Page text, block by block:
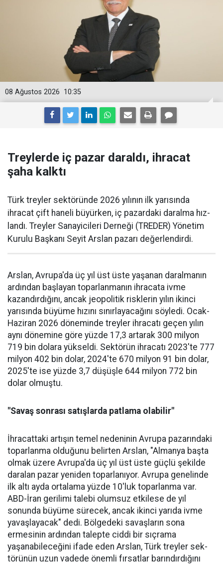
10:35
08 Ağustos 2026
Treylerde iç pazar daraldı, ihracat
şaha kalktı
Türk treyler sektöründe 2026 yılının ilk yarısın­da
ihracat çift haneli bü­yürken, iç pazardaki daralma hız­
landı. Treyler Sanayicileri Der­neği (TREDER) Yönetim
Kurulu Başkanı Seyit Arslan pazarı değerlendirdi.
Arslan, Avrupa'da üç yıl üst üste yaşanan daralma­nın
ardından başlayan toparlan­manın ihracata ivme
kazandır­dığını, ancak jeopolitik riskle­rin yılın ikinci
yarısında büyüme hızını sınırlayacağını söyledi. Ocak-
Haziran 2026 döneminde treyler ihracatı geçen yılın
aynı dönemine göre yüzde 17,3 artarak 300 milyon
719 bin dolara yüksel­di. Sektörün ihracatı 2023'te 777
milyon 402 bin dolar, 2024'te 670 milyon 91 bin dolar,
2025'te ise yüzde 3,7 düşüşle 644 milyon 772 bin
dolar olmuştu.
"Savaş sonrası satışlarda patlama olabilir"
İhracattaki artışın temel nede­ninin Avrupa pazarındaki
topar­lanma olduğunu belirten Arslan, "Almanya başta
olmak üzere Av­rupa'da üç yıl üst üste güçlü şe­kilde
daralan pazar yeniden to­parlanıyor. Avrupa genelinde
ilk altı ayda ortalama yüzde 10'luk toparlanma var.
ABD-İran geri­limi talebi olumsuz etkilese de yıl
sonunda büyüme sürecek, ancak ikinci yarıda ivme
yavaşlayacak" dedi. Bölgedeki savaşların sona
ermesinin ardından talepte ciddi bir sıçrama
yaşanabileceğini ifa­de eden Arslan, Türk treyler sek­
törünün uzun vadede önemli fır­satlar barındırdığını